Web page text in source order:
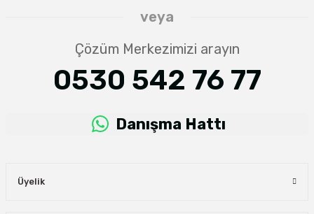
veya
Çözüm Merkezimizi arayın
0530 542 76 77
Danışma Hattı
Üyelik